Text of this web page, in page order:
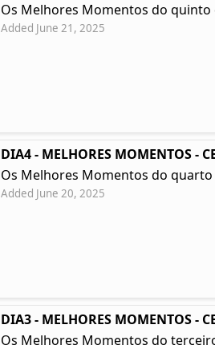
Os Melhores Momentos do quinto
Added June 21, 2025
DIA4 - MELHORES MOMENTOS -
Os Melhores Momentos do quarto
Added June 20, 2025
DIA3 - MELHORES MOMENTOS -
Os Melhores Momentos do